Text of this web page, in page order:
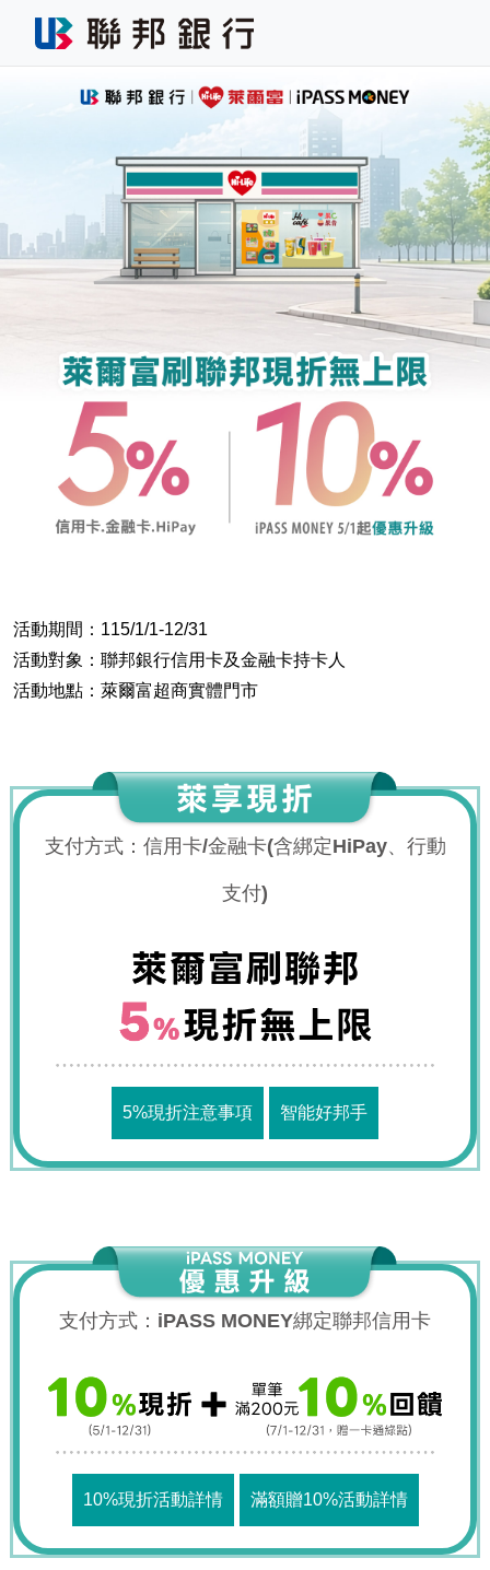
活動期間：115/1/1-12/31
活動對象：聯邦銀行信用卡及金融卡持卡人
活動地點：萊爾富超商實體門市
支付方式：信用卡/金融卡(含綁定HiPay、行動
支付)
5%現折注意事項 智能好邦手
支付方式：iPASS MONEY綁定聯邦信用卡
10%現折活動詳情 滿額贈10%活動詳情